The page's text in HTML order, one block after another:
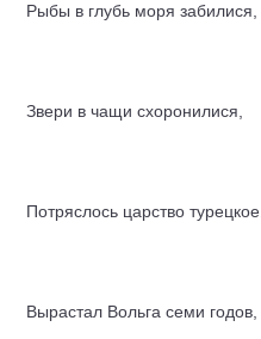
Рыбы в глубь моря забилися,
Звери в чащи схоронилися,
Потряслось царство турецкое.
Вырастал Вольга семи годов,